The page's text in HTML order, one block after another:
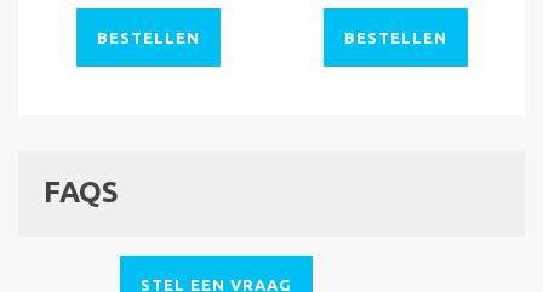
BESTELLEN BESTELLEN
FAQS
STEL EEN VRAAG